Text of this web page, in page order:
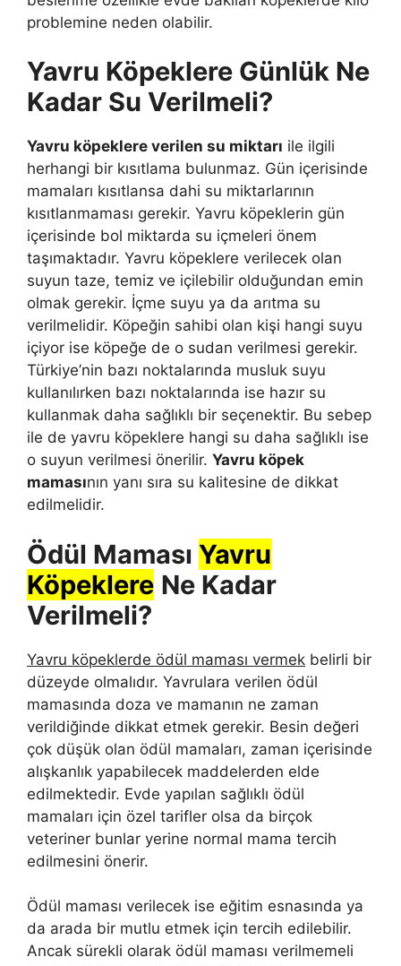
problemine neden olabilir.
Yavru Köpeklere Günlük Ne
Kadar Su Verilmeli?
Yavru köpeklere verilen su miktarı ile ilgili
herhangi bir kısıtlama bulunmaz. Gün içerisinde
mamaları kısıtlansa dahi su miktarlarının
kısıtlanmaması gerekir. Yavru köpeklerin gün
içerisinde bol miktarda su içmeleri önem
taşımaktadır. Yavru köpeklere verilecek olan
suyun taze, temiz ve içilebilir olduğundan emin
olmak gerekir. İçme suyu ya da arıtma su
verilmelidir. Köpeğin sahibi olan kişi hangi suyu
içiyor ise köpeğe de o sudan verilmesi gerekir.
Türkiye’nin bazı noktalarında musluk suyu
kullanılırken bazı noktalarında ise hazır su
kullanmak daha sağlıklı bir seçenektir. Bu sebep
ile de yavru köpeklere hangi su daha sağlıklı ise
o suyun verilmesi önerilir. Yavru köpek
mamasının yanı sıra su kalitesine de dikkat
edilmelidir.
Ödül Maması Yavru
Köpeklere Ne Kadar
Verilmeli?
Yavru köpeklerde ödül maması vermek belirli bir
düzeyde olmalıdır. Yavrulara verilen ödül
mamasında doza ve mamanın ne zaman
verildiğinde dikkat etmek gerekir. Besin değeri
çok düşük olan ödül mamaları, zaman içerisinde
alışkanlık yapabilecek maddelerden elde
edilmektedir. Evde yapılan sağlıklı ödül
mamaları için özel tarifler olsa da birçok
veteriner bunlar yerine normal mama tercih
edilmesini önerir.
Ödül maması verilecek ise eğitim esnasında ya
da arada bir mutlu etmek için tercih edilebilir.
Ancak sürekli olarak ödül maması verilmemeli